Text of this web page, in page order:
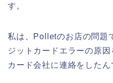
す。
私は、Polletのお店の問題
ジットカードエラーの原
カード会社に連絡をしたん